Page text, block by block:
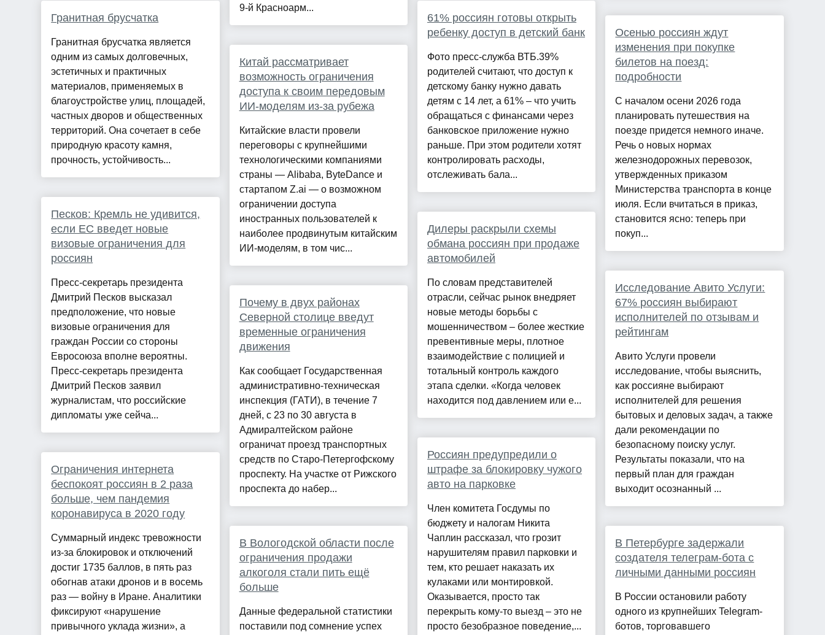
Гранитная брусчатка
Гранитная брусчатка является
одним из самых долговечных,
эстетичных и практичных
материалов, применяемых в
благоустройстве улиц, площадей,
частных дворов и общественных
территорий. Она сочетает в себе
природную красоту камня,
прочность, устойчивость...
Песков: Кремль не удивится,
если ЕС введет новые
визовые ограничения для
россиян
Пресс-секретарь президента
Дмитрий Песков высказал
предположение, что новые
визовые ограничения для
граждан России со стороны
Евросоюза вполне вероятны.
Пресс-секретарь президента
Дмитрий Песков заявил
журналистам, что российские
дипломаты уже сейча...
Ограничения интернета
беспокоят россиян в 2 раза
больше, чем пандемия
коронавируса в 2020 году
Суммарный индекс тревожности
из-за блокировок и отключений
достиг 1735 баллов, в пять раз
обогнав атаки дронов и в восемь
раз — войну в Иране. Аналитики
фиксируют «нарушение
привычного уклада жизни», а
9-й Красноарм...
Китай рассматривает
возможность ограничения
доступа к своим передовым
ИИ-моделям из-за рубежа
Китайские власти провели
переговоры с крупнейшими
технологическими компаниями
страны — Alibaba, ByteDance и
стартапом Z.ai — о возможном
ограничении доступа
иностранных пользователей к
наиболее продвинутым китайским
ИИ-моделям, в том чис...
Почему в двух районах
Северной столице введут
временные ограничения
движения
Как сообщает Государственная
административно-техническая
инспекция (ГАТИ), в течение 7
дней, с 23 по 30 августа в
Адмиралтейском районе
ограничат проезд транспортных
средств по Старо-Петергофскому
проспекту. На участке от Рижского
проспекта до набер...
В Вологодской области после
ограничения продажи
алкоголя стали пить ещё
больше
Данные федеральной статистики
поставили под сомнение успех
61% россиян готовы открыть
ребенку доступ в детский банк
Фото пресс-служба ВТБ.39%
родителей считают, что доступ к
детскому банку нужно давать
детям с 14 лет, а 61% – что учить
обращаться с финансами через
банковское приложение нужно
раньше. При этом родители хотят
контролировать расходы,
отслеживать бала...
Дилеры раскрыли схемы
обмана россиян при продаже
автомобилей
По словам представителей
отрасли, сейчас рынок внедряет
новые методы борьбы с
мошенничеством – более жесткие
превентивные меры, плотное
взаимодействие с полицией и
тотальный контроль каждого
этапа сделки. «Когда человек
находится под давлением или е...
Россиян предупредили о
штрафе за блокировку чужого
авто на парковке
Член комитета Госдумы по
бюджету и налогам Никита
Чаплин рассказал, что грозит
нарушителям правил парковки и
тем, кто решает наказать их
кулаками или монтировкой.
Оказывается, просто так
перекрыть кому-то выезд – это не
просто безобразное поведение,...
Осенью россиян ждут
изменения при покупке
билетов на поезд:
подробности
С началом осени 2026 года
планировать путешествия на
поезде придется немного иначе.
Речь о новых нормах
железнодорожных перевозок,
утвержденных приказом
Министерства транспорта в конце
июля. Если вчитаться в приказ,
становится ясно: теперь при
покуп...
Исследование Авито Услуги:
67% россиян выбирают
исполнителей по отзывам и
рейтингам
Авито Услуги провели
исследование, чтобы выяснить,
как россияне выбирают
исполнителей для решения
бытовых и деловых задач, а также
дали рекомендации по
безопасному поиску услуг.
Результаты показали, что на
первый план для граждан
выходит осознанный ...
В Петербурге задержали
создателя телеграм-бота с
личными данными россиян
В России остановили работу
одного из крупнейших Telegram-
ботов, торговавшего